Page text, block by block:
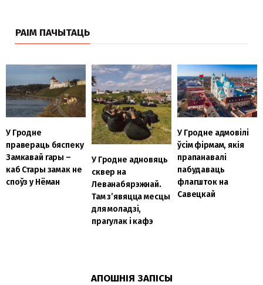
РАІМ ПАЧЫТАЦЬ
У Гродне
правераць бяспеку
Замкавай гары –
каб Стары замак не
споўз у Нёман
У Гродне адновяць
сквер на
Леванабярэжнай.
Там з’явяцца месцы
для моладзі,
прагулак і кафэ
У Гродне адмовілі
ўсім фірмам, якія
прапанавалі
пабудаваць
флагшток на
Савецкай
АПОШНІЯ ЗАПІСЫ